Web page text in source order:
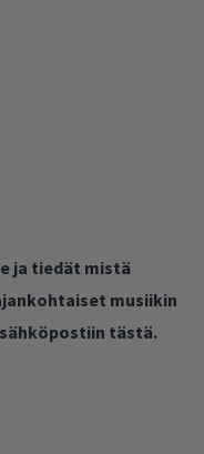
ja tiedät mistä
musiikin
tästä.